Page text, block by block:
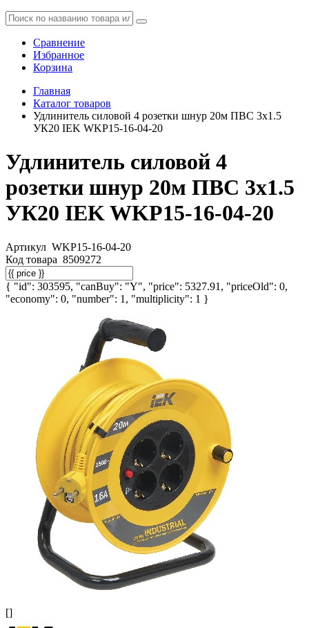
Сравнение
Избранное
Корзина
Главная
Каталог товаров
Удлинитель силовой 4 розетки шнур 20м ПВС 3х1.5
УК20 IEK WKP15-16-04-20
Удлинитель силовой 4
розетки шнур 20м ПВС 3х1.5
УК20 IEK WKP15-16-04-20
Артикул WKP15-16-04-20
Код товара 8509272
{ "id": 303595, "canBuy": "Y", "price": 5327.91, "priceOld": 0,
"economy": 0, "number": 1, "multiplicity": 1 }
[]